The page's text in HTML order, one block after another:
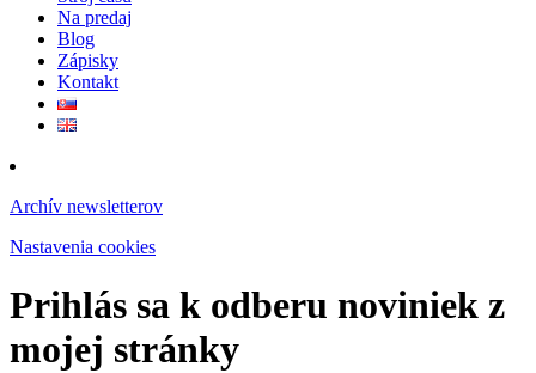
Na predaj
Blog
Zápisky
Kontakt
Archív newsletterov
Nastavenia cookies
Prihlás sa k odberu noviniek z
mojej stránky